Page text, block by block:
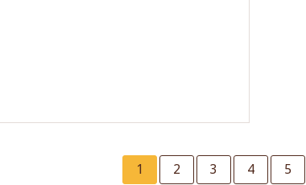
Current
1 Page
2 Page
3 Page
4 Page
5